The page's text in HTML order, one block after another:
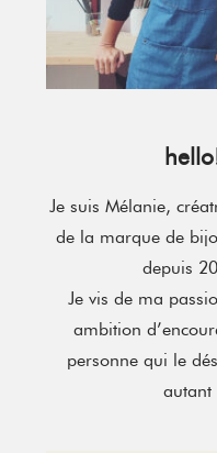
Je suis Mélanie,
de la marque de
depuis
Je vis de ma
ambition
personne qui le
autant